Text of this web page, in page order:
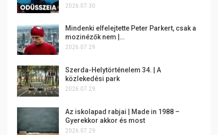
2026.07.30.
Mindenki elfelejtette Peter Parkert, csak a
mozinézők nem |…
2026.07.29.
Szerda-Helytörténelem 34. | A
közlekedési park
2026.07.29.
Az iskolapad rabjai | Made in 1988 –
Gyerekkor akkor és most
2026.07.29.